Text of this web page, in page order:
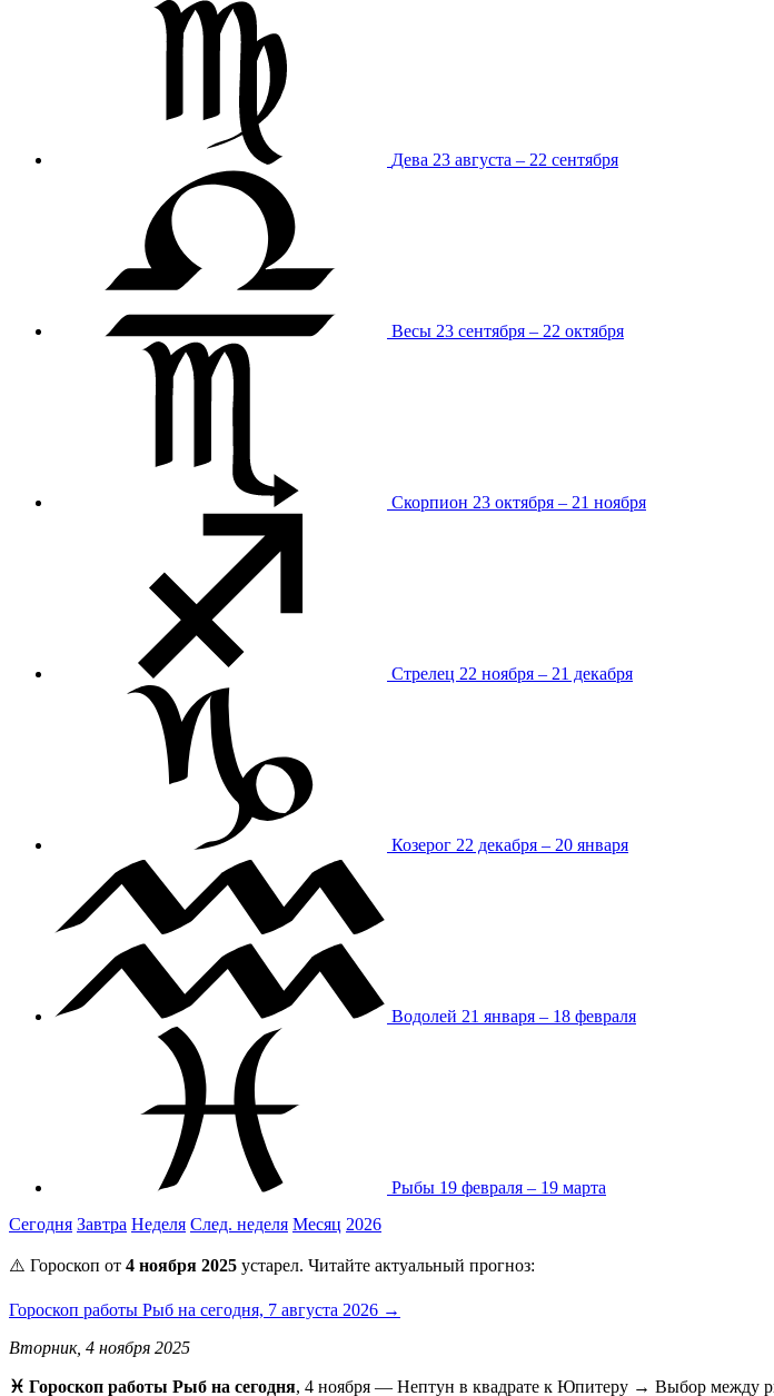
Дева 23 августа – 22 сентября
Весы 23 сентября – 22 октября
Скорпион 23 октября – 21 ноября
Стрелец 22 ноября – 21 декабря
Козерог 22 декабря – 20 января
Водолей 21 января – 18 февраля
Рыбы 19 февраля – 19 марта
Сегодня Завтра Неделя След. неделя Месяц 2026
⚠️ Гороскоп от 4 ноября 2025 устарел. Читайте актуальный прогноз:
Гороскоп работы Рыб на сегодня, 7 августа 2026 →
Вторник, 4 ноября 2025
♓️ Гороскоп работы Рыб на сегодня, 4 ноября — Нептун в квадрате к Юпитеру → Выбор между